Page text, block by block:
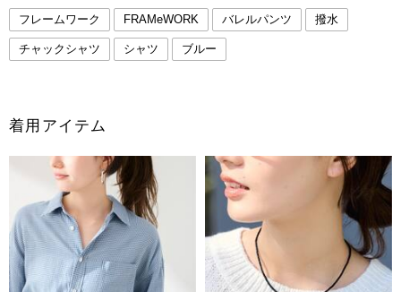
フレームワーク FRAMeWORK バレルパンツ 撥水
チャックシャツ シャツ ブルー
着用アイテム